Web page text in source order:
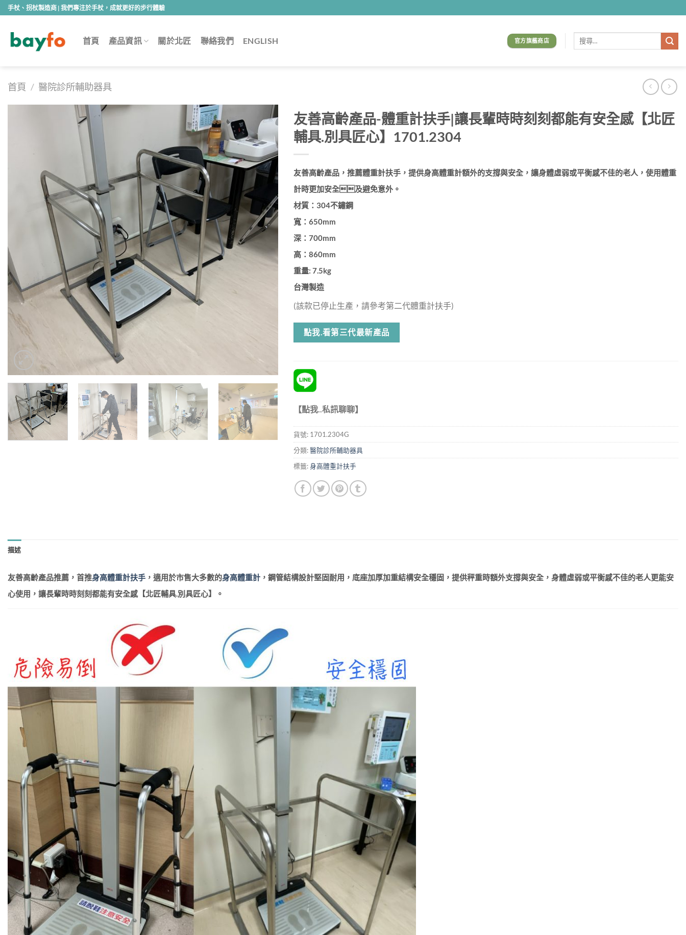
Skip
to
content
手杖、拐杖製造商 | 我們專注於手杖，成就更好的步行體驗
首頁 產品資訊 關於北匠 聯絡我們 ENGLISH 官方旗艦商店
首頁 / 醫院診所輔助器具
友善高齡產品-體重計扶手|讓長輩時時刻刻都能有安全感【北匠
輔具.別具匠心】1701.2304
友善高齡產品，推薦體重計扶手，提供身高體重計額外的支撐與安全，讓身體虛弱或平衡感不佳的老人，使用體重
計時更加安全及避免意外。
材質：304不鏽鋼
寬：650mm
深：700mm
高：860mm
重量: 7.5kg
台灣製造
(該款已停止生產，請參考第二代體重計扶手)
點我.看第三代最新產品
【點我..私訊聊聊】
貨號: 1701.2304G
分類:醫院診所輔助器具
標籤:身高體重計扶手
描述
友善高齡產品推薦，首推身高體重計扶手 ，適用於市售大多數的身高體重計 ，鋼管結構設計堅固耐用，底座加厚加重結構安全穩固，提供秤重時額外支撐與安全，身體虛弱或平衡感不佳的老人更能安
心使用，讓長輩時時刻刻都能有安全感【北匠輔具.別具匠心】。